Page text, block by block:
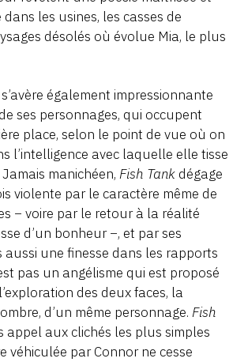
les usines, les casses de
désolés où évolue Mia, le plus
également impressionnante
ses personnages, qui occupent
place, selon le point de vue où on
l’intelligence avec laquelle elle tisse
manichéen, Fish Tank dégage
violente par le caractère même de
− voire par le retour à la réalité
d’un bonheur −, et par ses
aussi une finesse dans les rapports
pas un angélisme qui est proposé
des deux faces, la
d’un même personnage. Fish
appel aux clichés les plus simples
véhiculée par Connor ne cesse